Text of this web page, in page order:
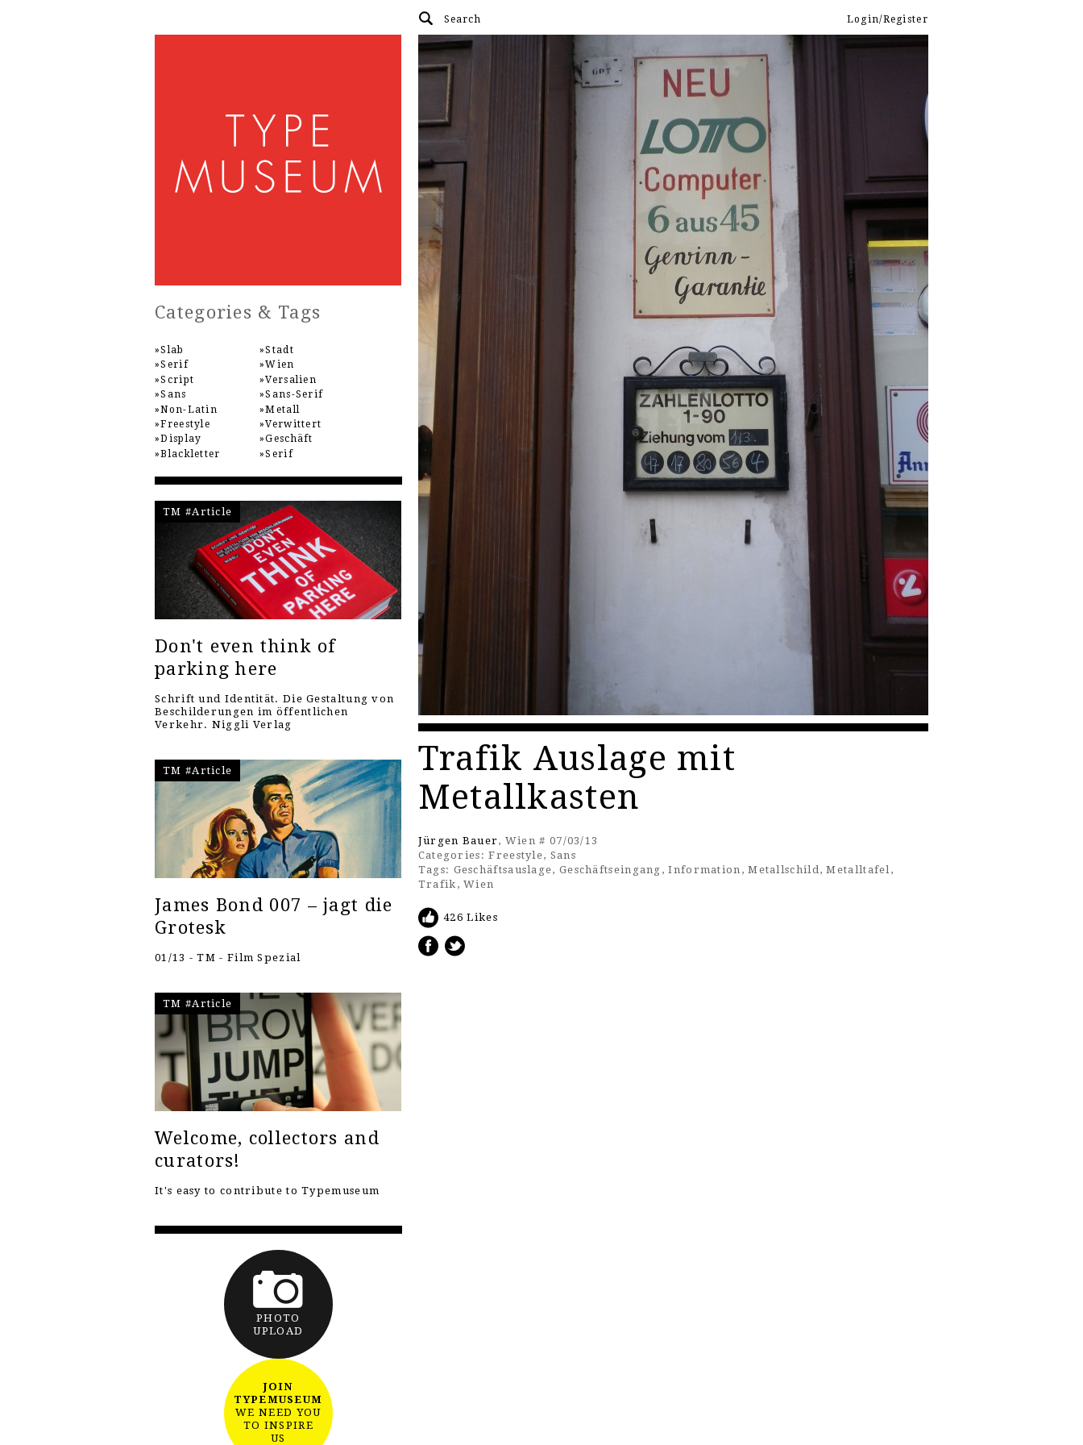
Login/Register
Trafik Auslage mit
Metallkasten
Jürgen Bauer, Wien # 07/03/13
Categories: Freestyle, Sans
Tags: Geschäftsauslage, Geschäftseingang ,Information ,Metallschild,Metalltafel,
Trafik ,Wien
426 Likes
Categories & Tags
Slab
Serif
Script
Sans
Non-Latin
Freestyle
Display
Blackletter
Stadt
Wien
Versalien
Sans-Serif
Metall
Verwittert
Geschäft
Serif
TM #Article
Don't even think of
parking here
Schrift und Identität. Die Gestaltung von
Beschilderungen im öffentlichen
Verkehr. Niggli Verlag
TM #Article
James Bond 007 – jagt die
Grotesk
01/13 - TM - Film Spezial
TM #Article
Welcome, collectors and
curators!
It's easy to contribute to Typemuseum
PHOTO
UPLOAD
JOIN
TYPEMUSEUM
WE NEED YOU
TO INSPIRE
US